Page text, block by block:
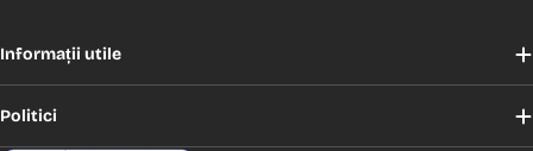
Informații utile
Politici